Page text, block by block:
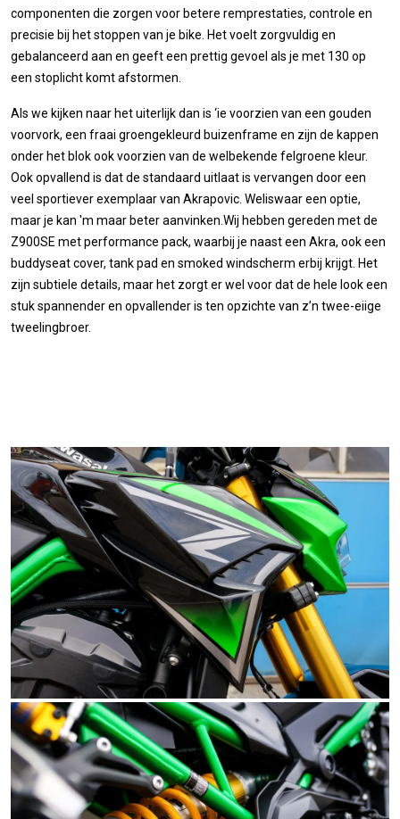
componenten die zorgen voor betere remprestaties, controle en
precisie bij het stoppen van je bike. Het voelt zorgvuldig en
gebalanceerd aan en geeft een prettig gevoel als je met 130 op
een stoplicht komt afstormen.
Als we kijken naar het uiterlijk dan is ‘ie voorzien van een gouden
voorvork, een fraai groengekleurd buizenframe en zijn de kappen
onder het blok ook voorzien van de welbekende felgroene kleur.
Ook opvallend is dat de standaard uitlaat is vervangen door een
veel sportiever exemplaar van Akrapovic. Weliswaar een optie,
maar je kan 'm maar beter aanvinken. Wij hebben gereden met de
Z900SE met performance pack, waarbij je naast een Akra, ook een
buddyseat cover, tank pad en smoked windscherm erbij krijgt. Het
zijn subtiele details, maar het zorgt er wel voor dat de hele look een
stuk spannender en opvallender is ten opzichte van z’n twee-eiige
tweelingbroer.